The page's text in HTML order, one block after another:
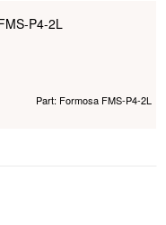
P4-2L
Part: Formosa FMS-P4-2L